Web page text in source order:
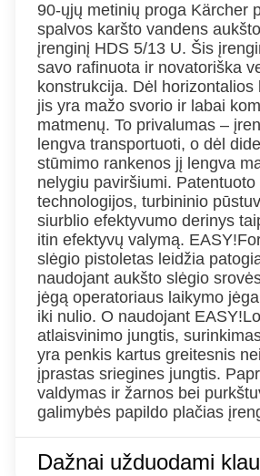
90-ųjų metinių proga Kärcher
spalvos karšto vandens
įrenginį HDS 5/13 U. Šis
savo rafinuota ir novatoriška
konstrukcija. Dėl horizontalios
jis yra mažo svorio ir labai
matmenų. To privalumas –
lengva transportuoti, o dėl
stūmimo rankenos jį lengva
nelygiu paviršiumi. Patentuoto
technologijos, turbininio
siurblio efektyvumo derinys
itin efektyvų valymą.
slėgio pistoletas leidžia
naudojant aukšto slėgio
jėgą operatoriaus laikymo
iki nulio. O naudojant
atlaisvinimo jungtis,
yra penkis kartus greitesnis
įprastas sriegines jungtis.
valdymas ir žarnos bei
galimybės papildo plačias
Dažnai užduodami